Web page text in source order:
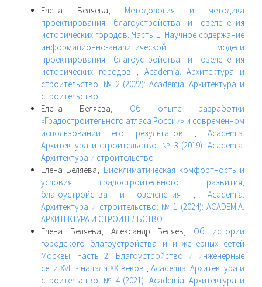
Елена Беляева, Методология и методика
проектирования благоустройства и озеленения
исторических городов. Часть 1. Научное содержание
информационно-аналитической модели
проектирования благоустройства и озеленения
исторических городов , Academia. Архитектура и
строительство: № 2 (2022): Academia. Архитектура и
строительство
Елена Беляева, Об опыте разработки
«Градостроительного атласа России» и современном
использовании его результатов , Academia.
Архитектура и строительство: № 3 (2019): Academia.
Архитектура и строительство
Елена Беляева, Биоклиматическая комфортность и
условия градостроительного развития,
благоустройства и озеленения , Academia.
Архитектура и строительство: № 1 (2024): ACADEMIA.
АРХИТЕКТУРА И СТРОИТЕЛЬСТВО
Елена Беляева, Александр Беляев, Об истории
городского благоустройства и инженерных сетей
Москвы. Часть 2. Благоустройство и инженерные
сети XVIII - начала XX веков , Academia. Архитектура и
строительство: № 4 (2021): Academia. Архитектура и